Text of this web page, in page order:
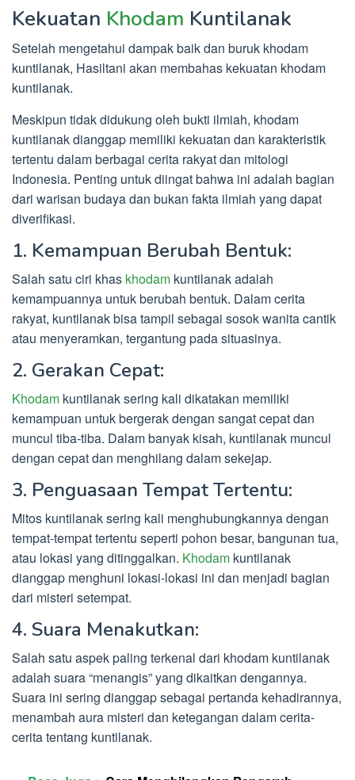
Kekuatan Khodam Kuntilanak
Setelah mengetahui dampak baik dan buruk khodam
kuntilanak, Hasiltani akan membahas kekuatan khodam
kuntilanak.
Meskipun tidak didukung oleh bukti ilmiah, khodam
kuntilanak dianggap memiliki kekuatan dan karakteristik
tertentu dalam berbagai cerita rakyat dan mitologi
Indonesia. Penting untuk diingat bahwa ini adalah bagian
dari warisan budaya dan bukan fakta ilmiah yang dapat
diverifikasi.
1. Kemampuan Berubah Bentuk:
Salah satu ciri khas khodam kuntilanak adalah
kemampuannya untuk berubah bentuk. Dalam cerita
rakyat, kuntilanak bisa tampil sebagai sosok wanita cantik
atau menyeramkan, tergantung pada situasinya.
2. Gerakan Cepat:
Khodam kuntilanak sering kali dikatakan memiliki
kemampuan untuk bergerak dengan sangat cepat dan
muncul tiba-tiba. Dalam banyak kisah, kuntilanak muncul
dengan cepat dan menghilang dalam sekejap.
3. Penguasaan Tempat Tertentu:
Mitos kuntilanak sering kali menghubungkannya dengan
tempat-tempat tertentu seperti pohon besar, bangunan tua,
atau lokasi yang ditinggalkan. Khodam kuntilanak
dianggap menghuni lokasi-lokasi ini dan menjadi bagian
dari misteri setempat.
4. Suara Menakutkan:
Salah satu aspek paling terkenal dari khodam kuntilanak
adalah suara “menangis” yang dikaitkan dengannya.
Suara ini sering dianggap sebagai pertanda kehadirannya,
menambah aura misteri dan ketegangan dalam cerita-
cerita tentang kuntilanak.